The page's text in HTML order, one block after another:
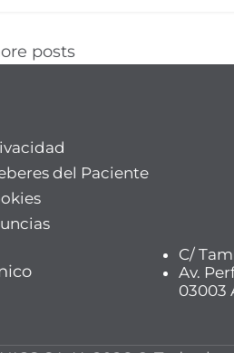
posts
del Paciente
C/
Av.
03003